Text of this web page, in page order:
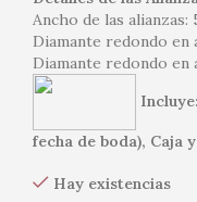
Ancho de las alianzas:
Diamante redondo en
Diamante redondo en
fecha de boda), Caja
Hay existencias